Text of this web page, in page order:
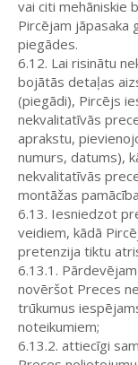
vai citi mehāniskie
Pircējam jāpasaka
piegādes.
6.12. Lai risinātu
bojātās detaļas
(piegādi), Pircējs
nekvalitatīvās
aprakstu,
numurs, datums),
nekvalitatīvās
montāžas
6.13. Iesniedzot
veidiem, kādā
pretenzija tiktu
6.13.1.
novēršot Preces
trūkumus
noteikumiem;
6.13.2. attiecīgi